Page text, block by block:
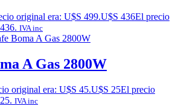
original era: U$S 499.U$S 436El precio
IVA inc
A Gas 2800W
original era: U$S 45.U$S 25El precio
IVA inc